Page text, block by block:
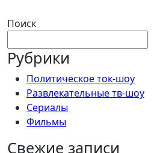
Поиск
Рубрики
Политическое ток-шоу
Развлекательные тв-шоу
Сериалы
Фильмы
Свежие записи